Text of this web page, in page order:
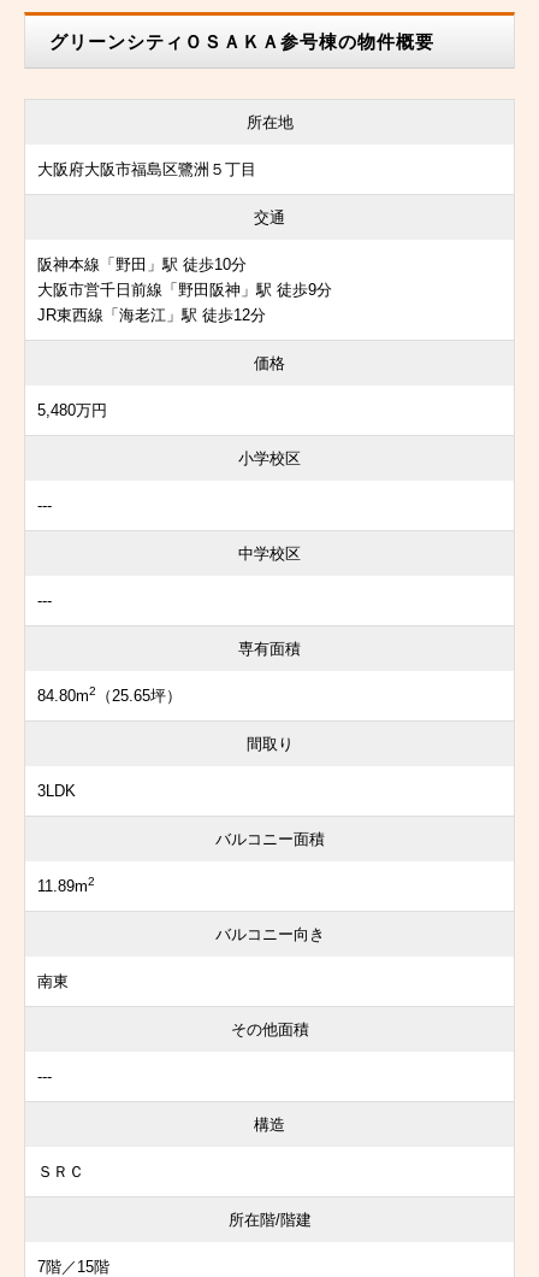
グリーンシティＯＳＡＫＡ参号棟の物件概要
所在地
大阪府大阪市福島区鷺洲５丁目
交通
阪神本線「野田」駅 徒歩10分
大阪市営千日前線「野田阪神」駅 徒歩9分
JR東西線「海老江」駅 徒歩12分
価格
5,480万円
小学校区
---
中学校区
---
専有面積
84.80m2 （25.65坪）
間取り
3LDK
バルコニー面積
11.89m2
バルコニー向き
南東
その他面積
---
構造
ＳＲＣ
所在階/階建
7階／15階